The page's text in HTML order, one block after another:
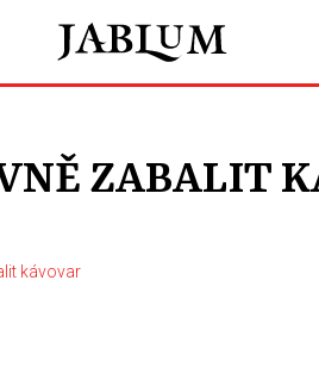
ZABALIT
kávovar